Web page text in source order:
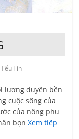
Tín
lương duyên bền
cuộc sống của
của nông phu
bọnXem tiếp